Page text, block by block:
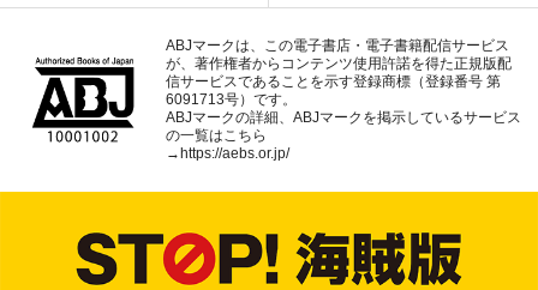
ABJマークは、この電子書店・電子書籍配信サービス
が、著作権者からコンテンツ使用許諾を得た正規版配
信サービスであることを示す登録商標（登録番号 第
6091713号）です。
ABJマークの詳細、ABJマークを掲示しているサービス
の一覧はこちら
→ https://aebs.or.jp/